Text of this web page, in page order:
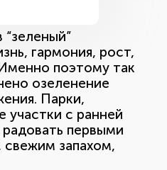
гармония, рост,
поэтому так
озеленение
Парки,
участки с ранней
первыми
запахом,